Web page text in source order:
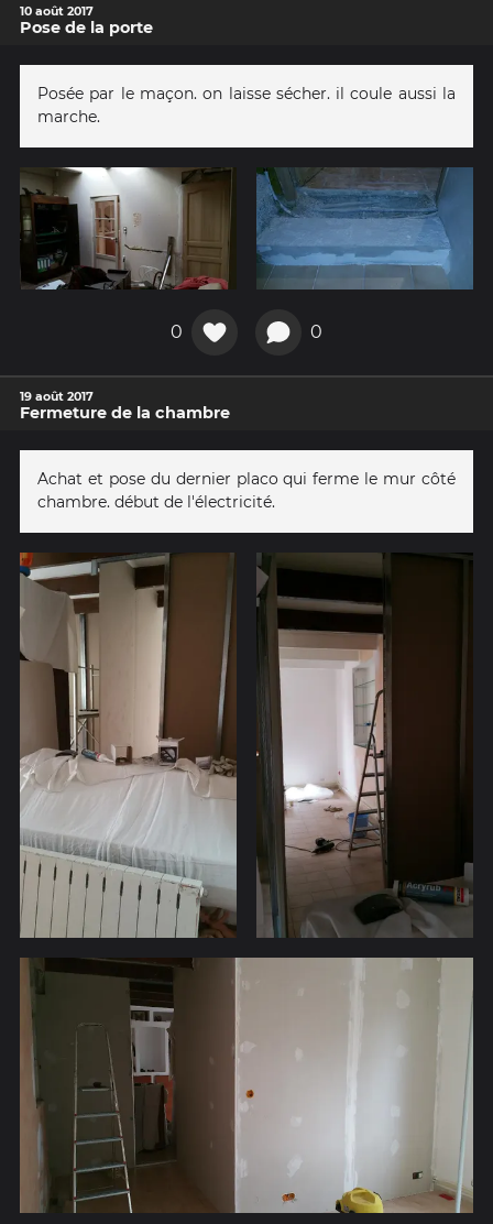
10 août 2017
Pose de la porte
Posée par le maçon. on laisse sécher. il coule aussi la
marche.
0 0
19 août 2017
Fermeture de la chambre
Achat et pose du dernier placo qui ferme le mur côté
chambre. début de l'électricité.